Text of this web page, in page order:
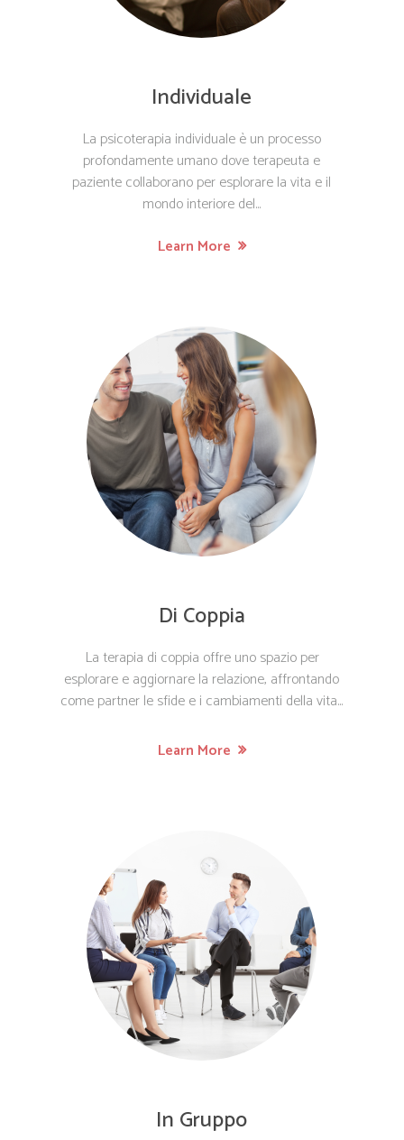
Individuale
La psicoterapia individuale è un processo
profondamente umano dove terapeuta e
paziente collaborano per esplorare la vita e il
mondo interiore del...
Learn More
Di Coppia
La terapia di coppia offre uno spazio per
esplorare e aggiornare la relazione, affrontando
come partner le sfide e i cambiamenti della vita...
Learn More
In Gruppo